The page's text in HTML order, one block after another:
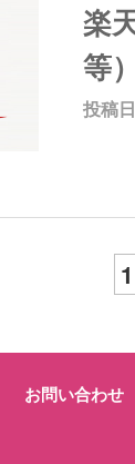
楽
等
投稿
お問い合わせ